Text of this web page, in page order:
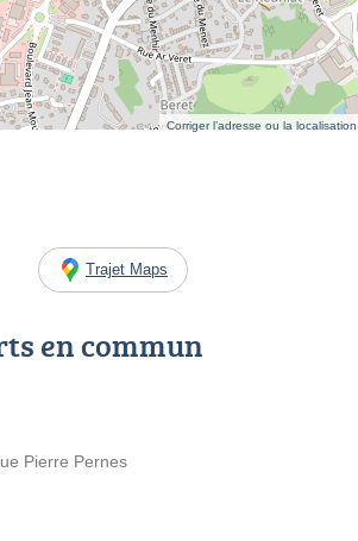
Corriger l’adresse ou la localisation
Trajet Maps
en commun
Pierre Pernes